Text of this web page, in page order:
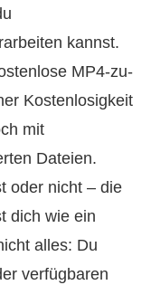
kannst.
MP4-zu-
Kostenlosigkeit
mit
Dateien.
oder nicht – die
dich wie ein
alles: Du
verfügbaren